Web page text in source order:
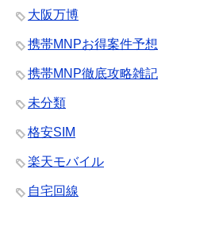
大阪万博
携帯MNPお得案件予想
携帯MNP徹底攻略雑記
未分類
格安SIM
楽天モバイル
自宅回線